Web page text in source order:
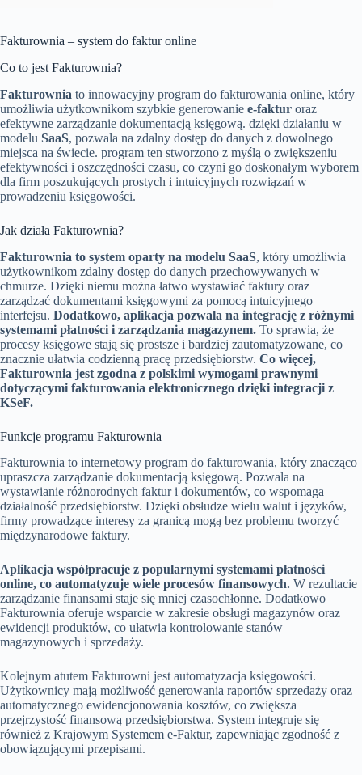
Fakturownia – system do faktur online
Co to jest Fakturownia?
Fakturownia to innowacyjny program do fakturowania online, który
umożliwia użytkownikom szybkie generowanie e-faktur oraz
efektywne zarządzanie dokumentacją księgową. dzięki działaniu w
modelu SaaS, pozwala na zdalny dostęp do danych z dowolnego
miejsca na świecie. program ten stworzono z myślą o zwiększeniu
efektywności i oszczędności czasu, co czyni go doskonałym wyborem
dla firm poszukujących prostych i intuicyjnych rozwiązań w
prowadzeniu księgowości.
Jak działa Fakturownia?
Fakturownia to system oparty na modelu SaaS, który umożliwia
użytkownikom zdalny dostęp do danych przechowywanych w
chmurze. Dzięki niemu można łatwo wystawiać faktury oraz
zarządzać dokumentami księgowymi za pomocą intuicyjnego
interfejsu. Dodatkowo, aplikacja pozwala na integrację z różnymi
systemami płatności i zarządzania magazynem. To sprawia, że
procesy księgowe stają się prostsze i bardziej zautomatyzowane, co
znacznie ułatwia codzienną pracę przedsiębiorstw. Co więcej,
Fakturownia jest zgodna z polskimi wymogami prawnymi
dotyczącymi fakturowania elektronicznego dzięki integracji z
KSeF.
Funkcje programu Fakturownia
Fakturownia to internetowy program do fakturowania, który znacząco
upraszcza zarządzanie dokumentacją księgową. Pozwala na
wystawianie różnorodnych faktur i dokumentów, co wspomaga
działalność przedsiębiorstw. Dzięki obsłudze wielu walut i języków,
firmy prowadzące interesy za granicą mogą bez problemu tworzyć
międzynarodowe faktury.
Aplikacja współpracuje z popularnymi systemami płatności
online, co automatyzuje wiele procesów finansowych. W rezultacie
zarządzanie finansami staje się mniej czasochłonne. Dodatkowo
Fakturownia oferuje wsparcie w zakresie obsługi magazynów oraz
ewidencji produktów, co ułatwia kontrolowanie stanów
magazynowych i sprzedaży.
Kolejnym atutem Fakturowni jest automatyzacja księgowości.
Użytkownicy mają możliwość generowania raportów sprzedaży oraz
automatycznego ewidencjonowania kosztów, co zwiększa
przejrzystość finansową przedsiębiorstwa. System integruje się
również z Krajowym Systemem e-Faktur, zapewniając zgodność z
obowiązującymi przepisami.